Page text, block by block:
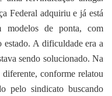
Federal adquiriu e já está
modelos de ponta, com
estado. A dificuldade era a
sendo solucionado. Na
conforme relatou
pelo sindicato buscando